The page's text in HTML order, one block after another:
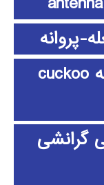
پروانه
الگوریتم جستجوی فاخته cuckoo
گرانشی